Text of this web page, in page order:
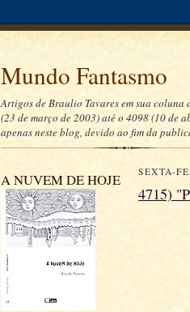
Mundo Fantasmo
Artigos de Braulio Tavares em sua
(23 de março de 2003) até o 4098 (10 de
apenas neste blog, devido ao fim da
A NUVEM DE HOJE SEXTA-
4715)